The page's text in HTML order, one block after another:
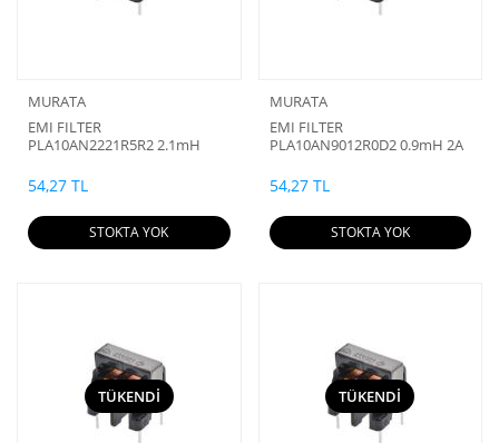
MURATA
EMI FILTER
PLA10AN2221R5R2 2.1mH
54,27 TL
STOKTA YOK
MURATA
EMI FILTER
PLA10AN9012R0D2 0.9mH 2A
54,27 TL
STOKTA YOK
TÜKENDİ TÜKENDİ